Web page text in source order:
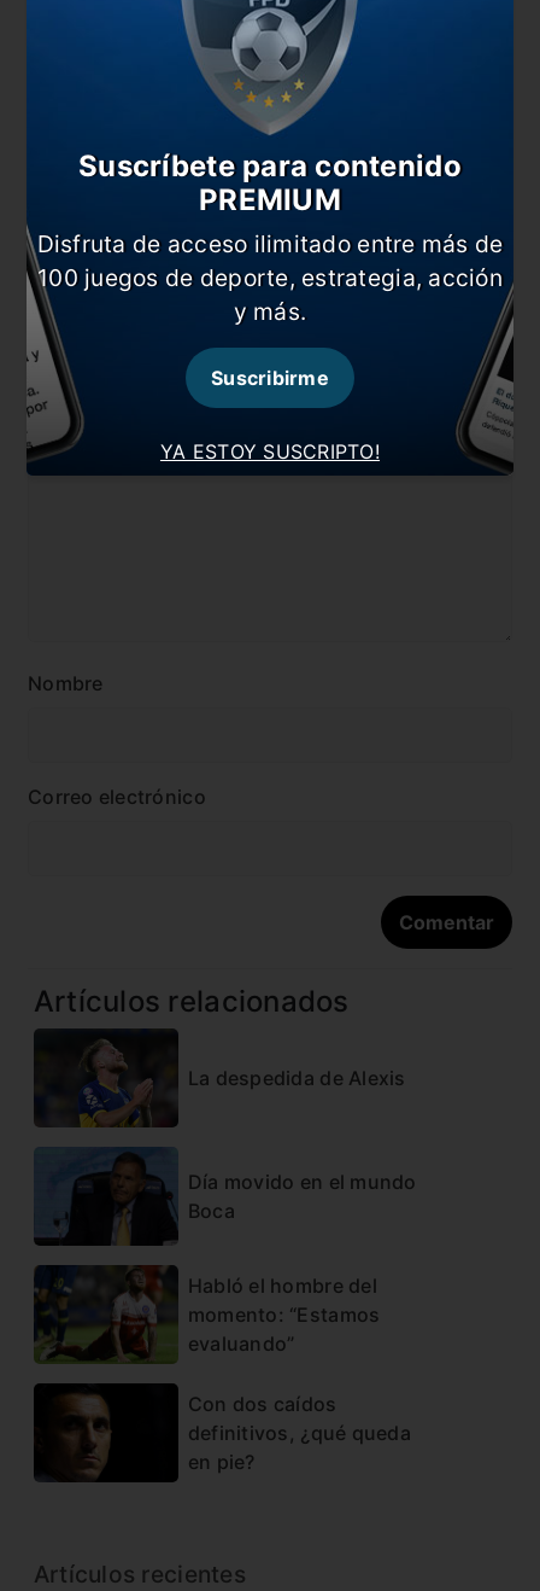
Día movido en el mundo Boca
Habló el hombre del momento: “Estamos
Con dos caídos definitivos, ¿qué queda en pie?
#Boca #Brighton
#Mac Allister #Noticia
#Superliga
Comentarios
Dejá tu opinión acá!
Nombre
Correo electrónico
Artículos relacionados
La despedida de Alexis
Día movido en el mundo
Boca
Habló el hombre del
momento: “Estamos
evaluando”
Con dos caídos
definitivos, ¿qué queda
en pie?
Artículos recientes
YA ESTOY SUSCRIPTO!
Suscríbete para contenido
PREMIUM
Disfruta de acceso ilimitado entre más de
100 juegos de deporte, estrategia, acción
y más.
Suscribirme